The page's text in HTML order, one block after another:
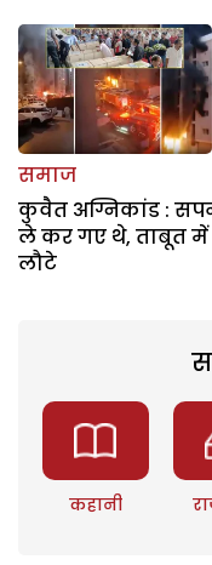
समाज
कुवैत अग्निकांड :
ले कर गए थे, ताबूत में
लौटे
कहानी